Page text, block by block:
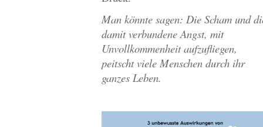
Man könnte sagen: Die Scham und
damit verbundene Angst, mit
Unvollkommenheit aufzufliegen,
peitscht viele Menschen durch ihr
ganzes Leben.